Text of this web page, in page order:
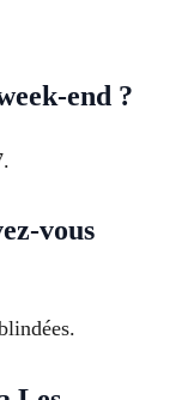
end ?
vous